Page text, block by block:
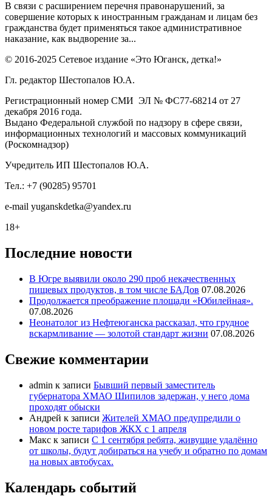
В связи с расширением перечня правонарушений, за
совершение которых к иностранным гражданам и лицам без
гражданства будет применяться такое административное
наказание, как выдворение за...
© 2016-2025 Сетевое издание «Это Юганск, детка!»
Гл. редактор Шестопалов Ю.А.
Регистрационный номер СМИ ЭЛ № ФС77-68214 от 27
декабря 2016 года.
Выдано Федеральной службой по надзору в сфере связи,
информационных технологий и массовых коммуникаций
(Роскомнадзор)
Учредитель ИП Шестопалов Ю.А.
Тел.: +7 (90285) 95701
e-mail yuganskdetka@yandex.ru
18+
Последние новости
В Югре выявили около 290 проб некачественных
пищевых продуктов, в том числе БАДов 07.08.2026
Продолжается преображение площади «Юбилейная».
07.08.2026
Неонатолог из Нефтеюганска рассказал, что грудное
вскармливание — золотой стандарт жизни 07.08.2026
Свежие комментарии
admin к записи Бывший первый заместитель
губернатора ХМАО Шипилов задержан, у него дома
проходят обыски
Андрей к записи Жителей ХМАО предупредили о
новом росте тарифов ЖКХ с 1 апреля
Макс к записи С 1 сентября ребята, живущие удалённо
от школы, будут добираться на учебу и обратно по домам
на новых автобусах.
Календарь событий